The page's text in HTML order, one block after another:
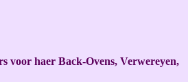
voor haer Back-Ovens, Verwereyen,